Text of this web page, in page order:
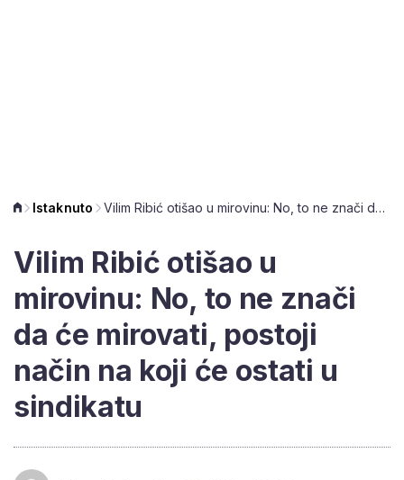
Istaknuto Vilim Ribić otišao u mirovinu: No, to ne znači da će mirovati, postoji način na koji će ostati u sindikatu
Vilim Ribić otišao u
mirovinu: No, to ne znači
da će mirovati, postoji
način na koji će ostati u
sindikatu